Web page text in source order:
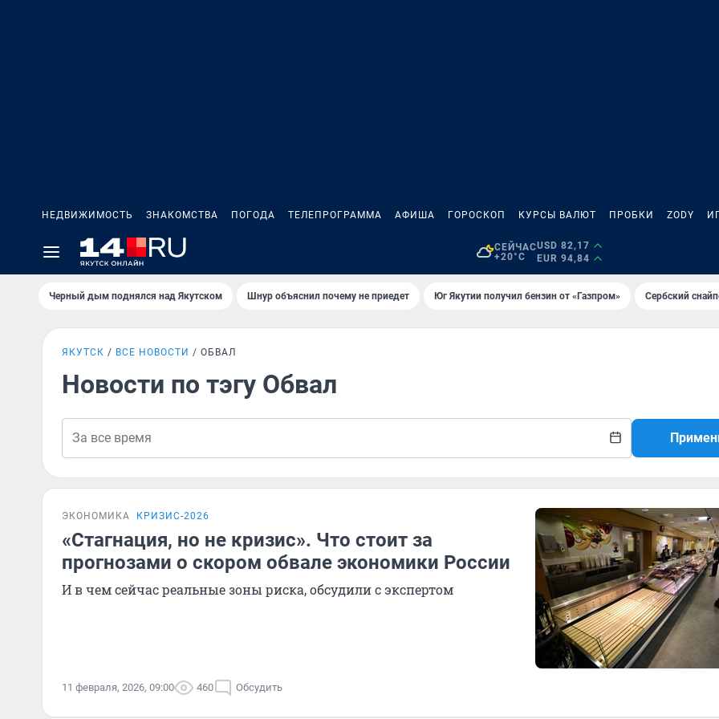
НЕДВИЖИМОСТЬ ЗНАКОМСТВА ПОГОДА ТЕЛЕПРОГРАММА АФИША ГОРОСКОП КУРСЫ ВАЛЮТ ПРОБКИ ZODY
СЕЙЧАС
+20°C
USD 82,17
EUR 94,84
Черный дым поднялся над Якутском Шнур объяснил почему не приедет Юг Якутии получил бензин от «Газпром» Сербский
ЯКУТСК ВСЕ НОВОСТИ ОБВАЛ
Новости по тэгу Обвал
ЭКОНОМИКА КРИЗИС-2026
«Стагнация, но не кризис». Что стоит за
прогнозами о скором обвале экономики России
И в чем сейчас реальные зоны риска, обсудили с экспертом
11 февраля, 2026, 09:00 460 Обсудить